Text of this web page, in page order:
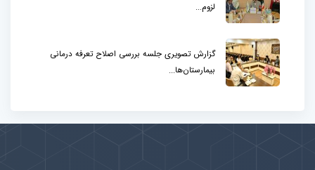
لزوم...
گزارش تصویری جلسه بررسی اصلاح تعرفه درمانی
بیمارستان‌ها...